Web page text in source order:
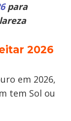
para
2026
em 2026,
tem Sol ou